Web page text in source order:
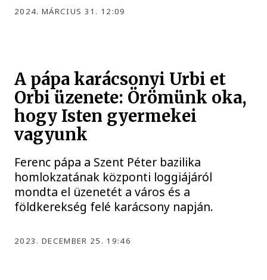
2024. MÁRCIUS 31. 12:09
A pápa karácsonyi Urbi et
Orbi üzenete: Örömünk oka,
hogy Isten gyermekei
vagyunk
Ferenc pápa a Szent Péter bazilika
homlokzatának központi loggiájáról
mondta el üzenetét a város és a
földkerekség felé karácsony napján.
2023. DECEMBER 25. 19:46